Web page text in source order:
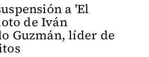
a 'El
de Iván
Guzmán, líder de